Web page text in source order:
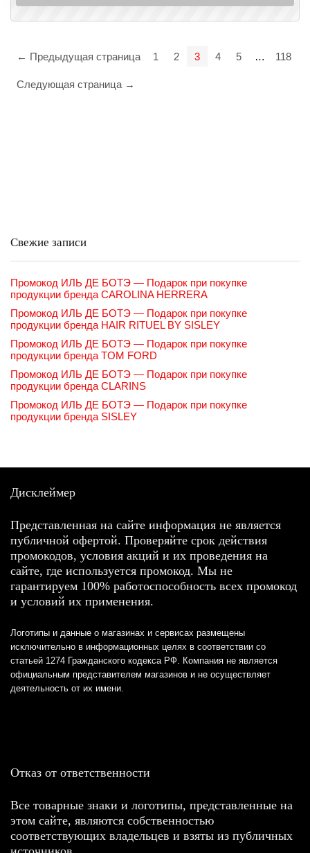
← Предыдущая страница 1 2 3 4 5 … 118
Следующая страница →
Свежие записи
Промокод ИЛЬ ДЕ БОТЭ — Подарок при покупке
продукции бренда CAROLINA HERRERA
Промокод ИЛЬ ДЕ БОТЭ — Подарок при покупке
продукции бренда HAIR RITUEL BY SISLEY
Промокод ИЛЬ ДЕ БОТЭ — Подарок при покупке
продукции бренда TOM FORD
Промокод ИЛЬ ДЕ БОТЭ — Подарок при покупке
продукции бренда CLARINS
Промокод ИЛЬ ДЕ БОТЭ — Подарок при покупке
продукции бренда SISLEY
Дисклеймер
Представленная на сайте информация не является
публичной офертой. Проверяйте срок действия
промокодов, условия акций и их проведения на
сайте, где используется промокод. Мы не
гарантируем 100% работоспособность всех промокод
и условий их применения.
Логотипы и данные о магазинах и сервисах размещены
исключительно в информационных целях в соответствии со
статьей 1274 Гражданского кодекса РФ. Компания не является
официальным представителем магазинов и не осуществляет
деятельность от их имени.
Отказ от ответственности
Все товарные знаки и логотипы, представленные на
этом сайте, являются собственностью
соответствующих владельцев и взяты из публичных